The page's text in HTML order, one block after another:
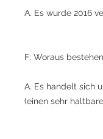
A. Es wurde 2016
F: Woraus
A. Es handelt sich
(einen sehr